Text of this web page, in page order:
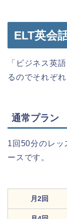
ELT英会
「ビジネス英
るのでそれぞ
通常プラン
1回50分のレッ
ースです。
月2回